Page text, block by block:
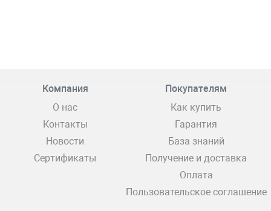
Компания
О нас
Контакты
Новости
Сертификаты
Покупателям
Как купить
Гарантия
База знаний
Получение и доставка
Оплата
Пользовательское соглашение